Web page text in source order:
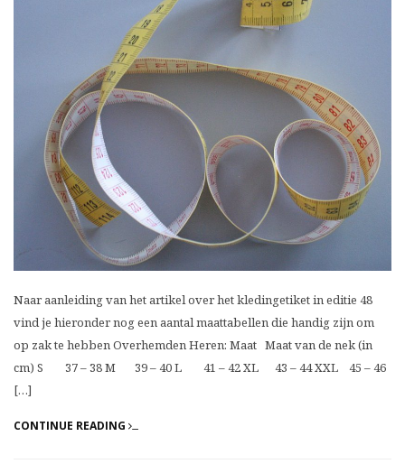
Naar aanleiding van het artikel over het kledingetiket in editie 48
vind je hieronder nog een aantal maattabellen die handig zijn om
op zak te hebben Overhemden Heren: Maat Maat van de nek (in
cm) S 37 – 38 M 39 – 40 L 41 – 42 XL 43 – 44 XXL 45 – 46
[…]
CONTINUE READING